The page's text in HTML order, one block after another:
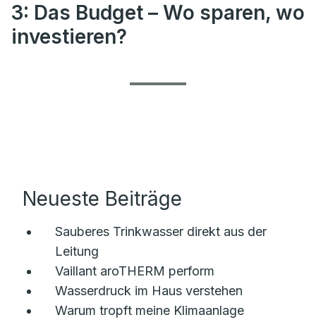
3: Das Budget – Wo sparen, wo
investieren?
Neueste Beiträge
Sauberes Trinkwasser direkt aus der
Leitung
Vaillant aroTHERM perform
Wasserdruck im Haus verstehen
Warum tropft meine Klimaanlage